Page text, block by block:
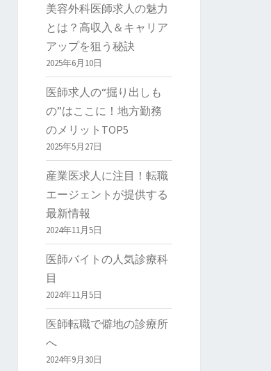
美容外科医師求人の魅力
とは？高収入＆キャリア
アップを狙う秘訣
2025年6月10日
医師求人の“掘り出しも
の”はここに！地方勤務
のメリットTOP5
2025年5月27日
産業医求人に注目！転職
エージェントが提供する
最新情報
2024年11月5日
医師バイトの人気診療科
目
2024年11月5日
医師転職で僻地の診療所
へ
2024年9月30日